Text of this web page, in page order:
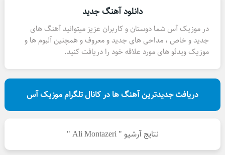
دانلود آهنگ جدید
در موزیک آس شما دوستان و کاربران عزیز میتوانید آهنگ های
جدید و خاص ، مداحی های جدید و معروف و همچنین آلبوم ها و
موزیک ویدئو های مورد علاقه خود را دریافت کنید.
دریافت جدیدترین آهنگ ها در کانال تلگرام موزیک آس
نتایج آرشیو " Ali Montazeri "